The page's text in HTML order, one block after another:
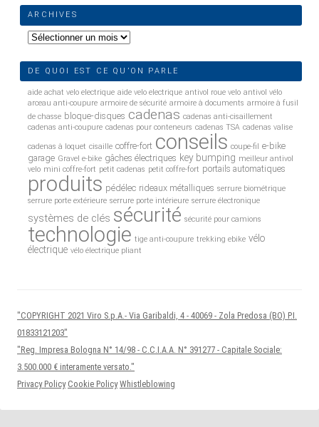
ARCHIVES
Archives
DE QUOI EST CE QU’ON PARLE
aide achat velo electrique aide velo electrique antivol roue velo antivol vélo
arceau anti-coupure armoire de sécurité armoire à documents armoire à fusil
de chasse bloque-disques cadenas cadenas anti-cisaillement
cadenas anti-coupure cadenas pour conteneurs cadenas TSA cadenas valise
cadenas à loquet cisaille coffre-fort conseils coupe-fil e-bike
garage Gravel e-bike gâches électriques key bumping meilleur antivol
velo mini coffre-fort petit cadenas petit coffre-fort portails automatiques
produits pédélec rideaux métalliques serrure biométrique
serrure porte extérieure serrure porte intérieure serrure électronique
systèmes de clés sécurité sécurité pour camions
technologie tige anti-coupure trekking ebike vélo
électrique vélo électrique pliant
"COPYRIGHT 2021 Viro S.p.A.- Via Garibaldi, 4 - 40069 - Zola Predosa (BO) P.I.
01833121203"
"Reg. Impresa Bologna N° 14/98 - C.C.I.A.A. N° 391277 - Capitale Sociale:
3.500.000 € interamente versato."
Privacy Policy Cookie Policy Whistleblowing